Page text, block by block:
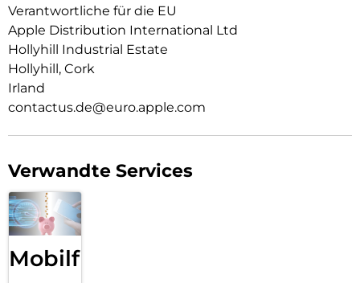
Verantwortliche für die EU
Apple Distribution International Ltd
Hollyhill Industrial Estate
Hollyhill, Cork
Irland
contactus.de@euro.apple.com
Verwandte Services
Mobilfunk